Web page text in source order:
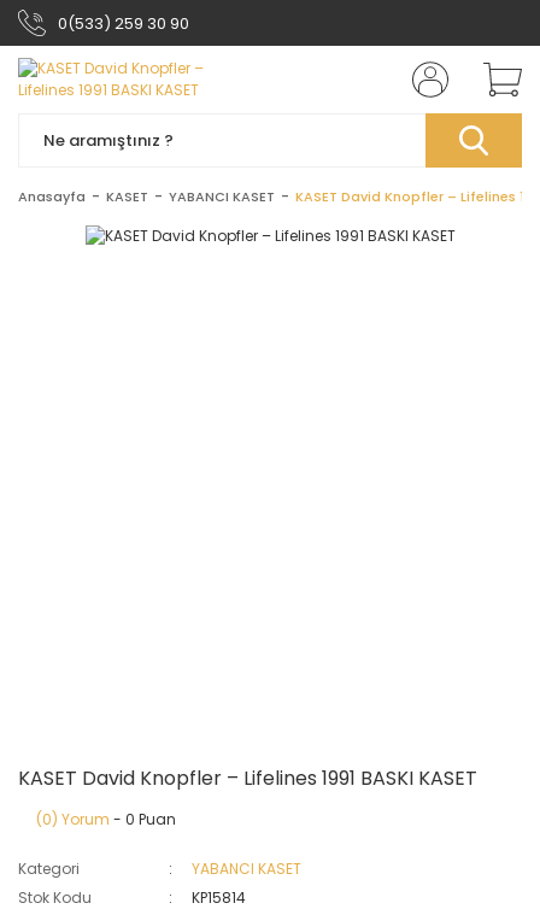
0(533) 259 30 90
Anasayfa KASET YABANCI KASET KASET David Knopfler ‎– Lifelines
KASET David Knopfler ‎– Lifelines 1991 BASKI KASET
(0) Yorum - 0 Puan
Kategori
YABANCI KASET
Stok Kodu
KP15814